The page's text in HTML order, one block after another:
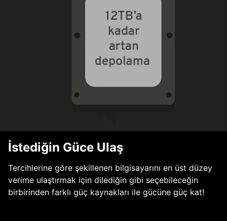
İstediğin Güce Ulaş
Tercihlerine göre şekillenen bilgisayarını en üst düzey
verime ulaştırmak için dilediğin gibi seçebileceğin
birbirinden farklı güç kaynakları ile gücüne güç kat!